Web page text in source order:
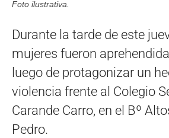
Foto ilustrativa.
Durante la tarde de este
mujeres fueron
luego de protagonizar un
violencia frente al Colegio
Carande Carro, en el Bº
Pedro.